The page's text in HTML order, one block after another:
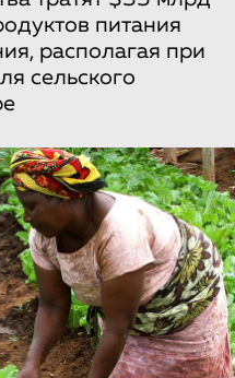
питания
располагая при
сельского